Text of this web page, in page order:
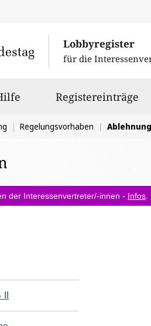
Lobbyregister
für die
Registereinträge
Regelungsvorhaben
der Interessenvertreter/-innen - Infos